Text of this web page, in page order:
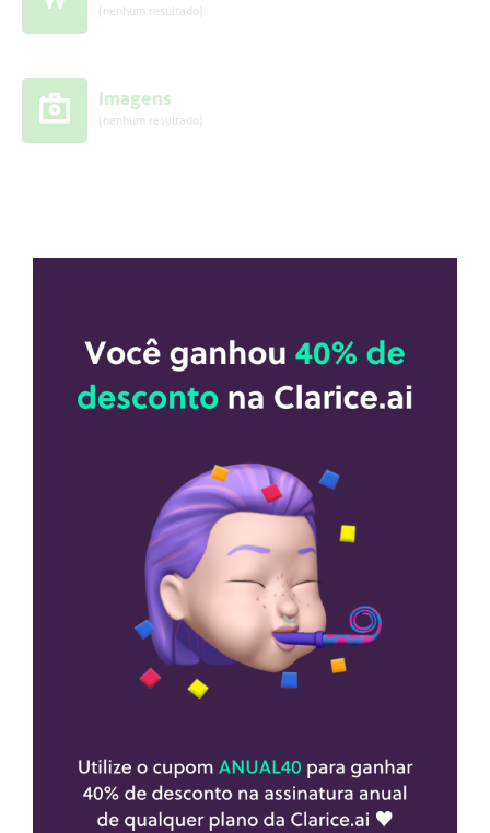
(nenhum resultado)
Imagens
(nenhum resultado)